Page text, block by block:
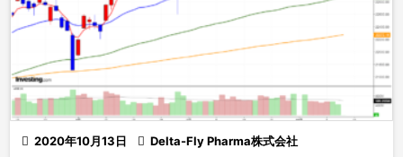
 2020年10月13日  Delta-Fly Pharma株式会社